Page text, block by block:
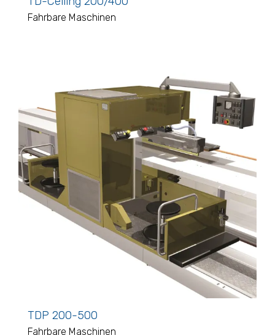
Fahrbare Maschinen
TDP 200-500
Fahrbare Maschinen